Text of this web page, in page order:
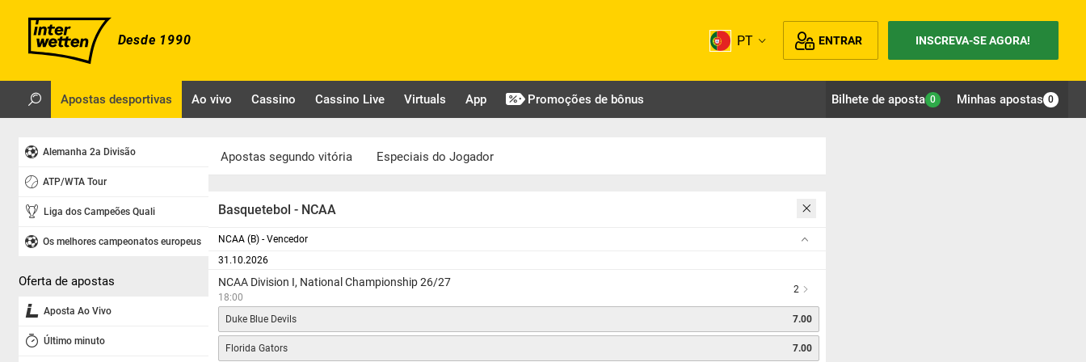
Desde 1990 PT ENTRAR INSCREVA-SE AGORA!
Bilhete de aposta 0 Minhas apostas 0
Apostas desportivas Ao vivo Cassino Cassino Live Virtuals App Promoções de bônus
Alemanha 2a Divisão
ATP/WTA Tour
Liga dos Campeões Quali
Os melhores campeonatos europeus
Oferta de apostas
Aposta Ao Vivo
Último minuto
Apostas segundo vitória Especiais do Jogador
Basquetebol - NCAA
NCAA (B) - Vencedor
31.10.2026
NCAA Division I, National Championship 26/27
18:00
2
Duke Blue Devils 7.00
Florida Gators 7.00